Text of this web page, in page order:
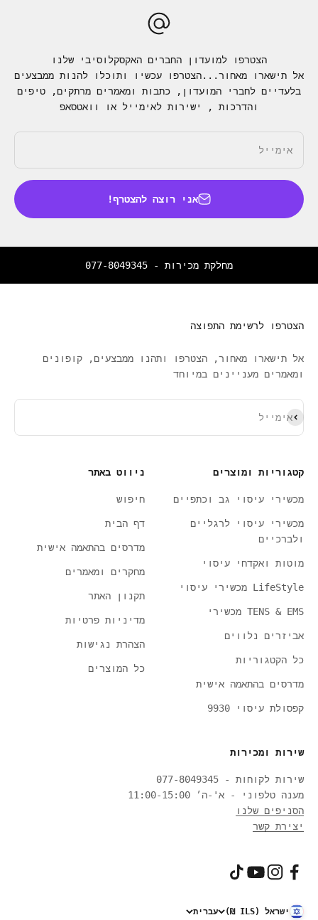
הצטרפו למועדון החברים האקסקלוסיבי שלנו
אל תישארו מאחור...הצטרפו עכשיו ותוכלו להנות ממבצעים
בלעדיים לחברי המועדון, כתבות ומאמרים מרתקים, טיפים
והדרכות , ישירות לאימייל או וואטסאפ
אימייל
אני רוצה להצטרף!
מחלקת מכירות - 077-8049345
הצטרפו לרשימת התפוצה
אל תישארו מאחור, הצטרפו ותהנו ממבצעים, קופונים
ומאמרים מעניינים במיוחד
אימייל
כמנוי
קטגוריות ומוצרים
מכשירי עיסוי גב וכתפיים
מכשירי עיסוי לרגליים
ולברכיים
מוטות ואקדחי עיסוי
LifeStyle מכשירי עיסוי
TENS & EMS מכשירי
אביזרים נלווים
כל הקטגוריות
מדרסים בהתאמה אישית
קפסולת עיסוי 9930
שירות ומכירות
שירות לקוחות - 077-8049345
מענה טלפוני - א'-ה׳ 11:00-15:00
הסניפים שלנו
יצירת קשר
ניווט באתר
חיפוש
דף הבית
מדרסים בהתאמה אישית
מחקרים ומאמרים
תקנון האתר
מדיניות פרטיות
הצהרת נגישות
כל המוצרים
ישראל (ILS ₪) עברית